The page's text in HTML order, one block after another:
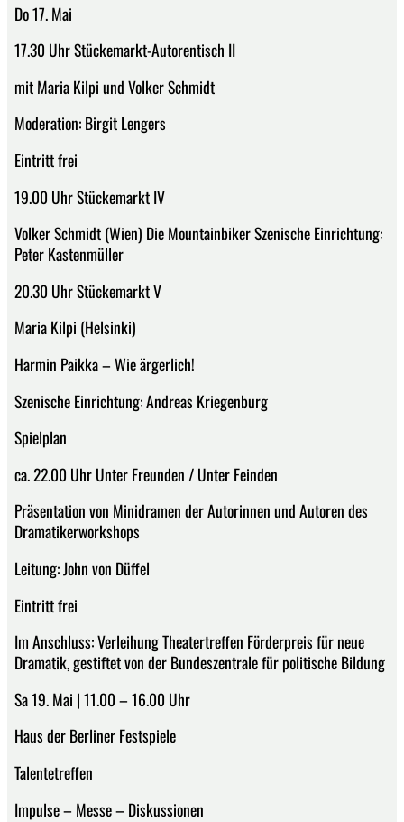
Do 17. Mai
17.30 Uhr Stückemarkt-Autorentisch II
mit Maria Kilpi und Volker Schmidt
Moderation: Birgit Lengers
Eintritt frei
19.00 Uhr Stückemarkt IV
Volker Schmidt (Wien) Die Mountainbiker Szenische Einrichtung:
Peter Kastenmüller
20.30 Uhr Stückemarkt V
Maria Kilpi (Helsinki)
Harmin Paikka – Wie ärgerlich!
Szenische Einrichtung: Andreas Kriegenburg
Spielplan
ca. 22.00 Uhr Unter Freunden / Unter Feinden
Präsentation von Minidramen der Autorinnen und Autoren des
Dramatikerworkshops
Leitung: John von Düffel
Eintritt frei
Im Anschluss: Verleihung Theatertreffen Förderpreis für neue
Dramatik, gestiftet von der Bundeszentrale für politische Bildung
Sa 19. Mai | 11.00 – 16.00 Uhr
Haus der Berliner Festspiele
Talentetreffen
Impulse – Messe – Diskussionen